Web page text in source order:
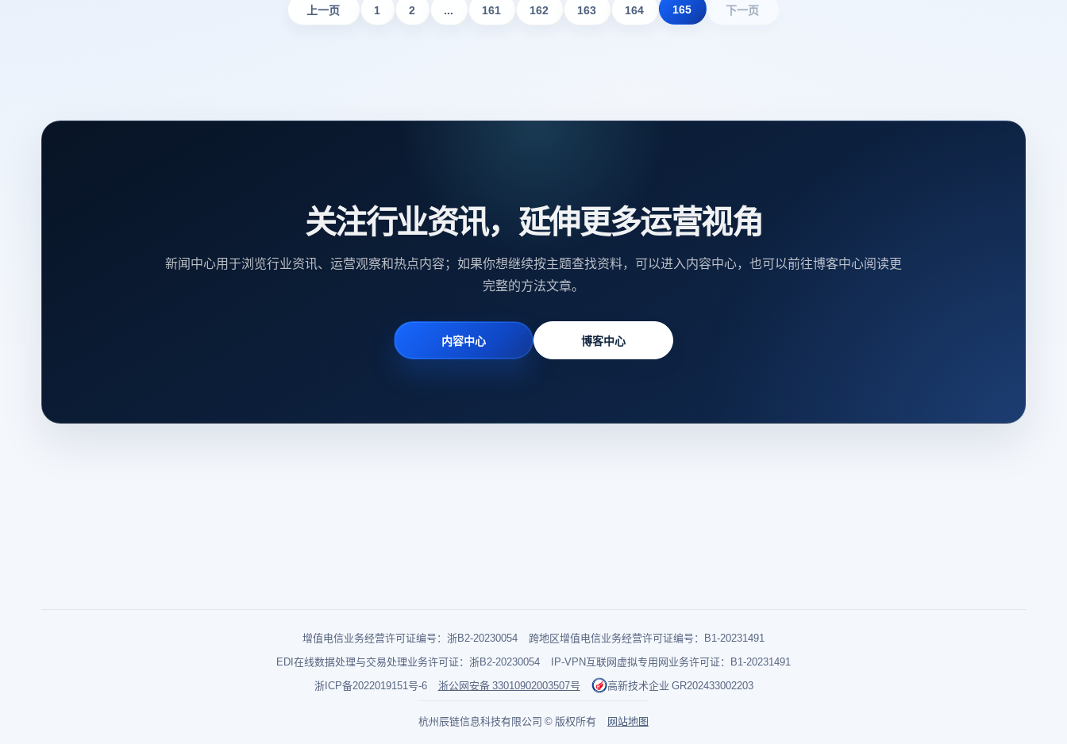
上一页 1 2 ... 161 162 163 164 165 下一页
关注行业资讯，延伸更多运营视角
新闻中心用于浏览行业资讯、运营观察和热点内容；如果你想继续按主题查找资料，可以进入内容中心，也可以前往博客中心阅读更
完整的方法文章。
内容中心 博客中心
增值电信业务经营许可证编号：浙B2-20230054
跨地区增值电信业务经营许可证编号：B1-20231491
EDI在线数据处理与交易处理业务许可证：浙B2-20230054
IP-VPN互联网虚拟专用网业务许可证：B1-20231491
浙ICP备2022019151号-6
浙公网安备 33010902003507号 高新技术企业 GR202433002203
杭州辰链信息科技有限公司 © 版权所有 网站地图